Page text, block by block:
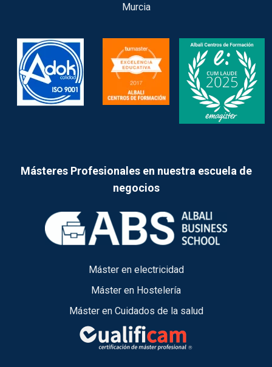
Murcia
Másteres Profesionales en nuestra escuela de
negocios
Máster en electricidad
Máster en Hostelería
Máster en Cuidados de la salud